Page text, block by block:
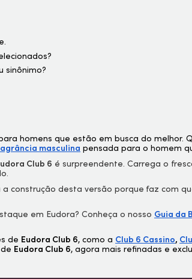
sinônimo?
homens que estão em busca do melhor.
masculina pensada para o homem
Club 6 é surpreendente. Carrega o
construção desta versão porque faz com
em Eudora? Conheça o nosso Guia da
de Eudora Club 6, como a Club 6 Cassino,
Eudora Club 6, agora mais refinadas e